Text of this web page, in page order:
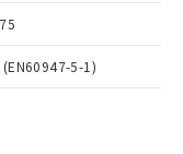
5-1)
"個人情報
の「1.共同利
いる法人を
証明書
準）
を証明す
証明する